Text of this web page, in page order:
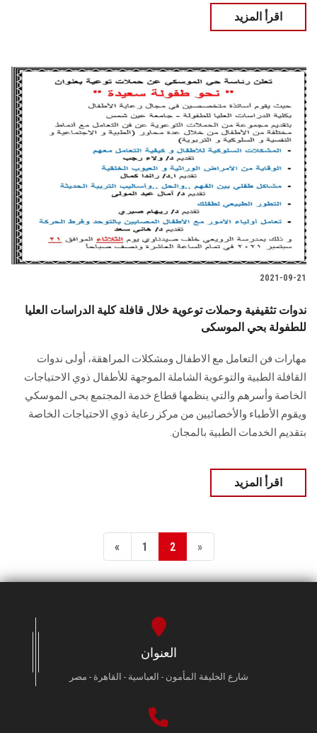
اقرأ المزيد
2021-09-21
ندوات تثقيفية وحملات توعوية خلال قافلة كلية الدراسات العليا
للطفولة بحي الموسكى
مهارات فن التعامل مع الاطفال ومشكلات المراهقة، أولى ندوات
القافلة الطبية والتوعوية الشاملة الموجهة للأطفال ذوي الاحتياجات
الخاصة وأسرهم والتي ينظمها قطاع خدمة المجتمع بحى الموسكي
ويقوم الأطباء والأخصائيين من مركز رعاية ذوي الاحتياجات الخاصة
بتقديم الخدمات الطبية بالمجان.
اقرأ المزيد
« 1 2 »
العنوان
شارع الخليفة المأمون - العباسية - القاهرة - مصر